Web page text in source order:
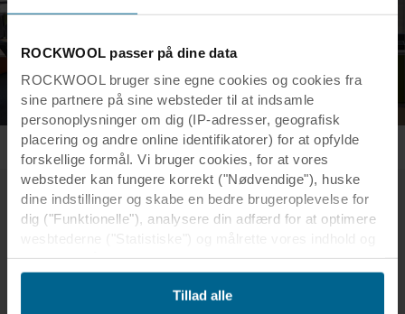
ROCKWOOL passer på dine data
ROCKWOOL bruger sine egne cookies og cookies fra
sine partnere på sine websteder til at indsamle
personoplysninger om dig (IP-adresser, geografisk
placering og andre online identifikatorer) for at opfylde
forskellige formål. Vi bruger cookies, for at vores
websteder kan fungere korrekt ("Nødvendige"), huske
dine indstillinger og skabe en bedre brugeroplevelse for
dig ("Funktionelle"), analysere din adfærd for at optimere
annoncer på sociale medier og eksterne websteder
baseret på din adfærd på vores websteder
("Markedsføring"). Oplysninger om din brug af vores
Tillad alle
Vores akustikløsninger er fremstillet af stenuld og har